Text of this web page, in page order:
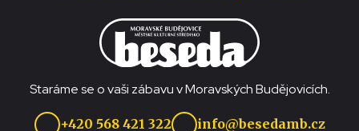
Staráme se o vaši zábavu v Moravských Budějovicích.
+420 568 421 322 info@besedamb.cz